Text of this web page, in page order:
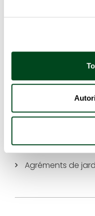
Terrassement et
Plantation de
Terrasse en bois
Agréments de